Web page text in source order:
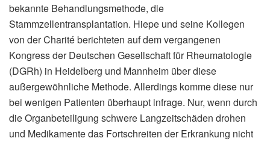
bekannte Behandlungsmethode, die
Stammzellentransplantation. Hiepe und seine Kollegen
von der Charité berichteten auf dem vergangenen
Kongress der Deutschen Gesellschaft für Rheumatologie
(DGRh) in Heidelberg und Mannheim über diese
außergewöhnliche Methode. Allerdings komme diese nur
bei wenigen Patienten überhaupt infrage. Nur, wenn durch
die Organbeteiligung schwere Langzeitschäden drohen
und Medikamente das Fortschreiten der Erkrankung nicht